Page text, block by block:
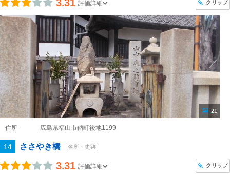
3.31 評価詳細 クリップ
21
住所 広島県福山市鞆町後地1199
14 ささやき橋 名所・史跡
3.31 評価詳細 クリップ